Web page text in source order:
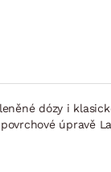
dózy i
úpravě